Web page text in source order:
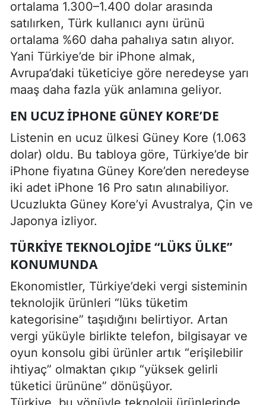
ortalama 1.300–1.400 dolar arasında
satılırken, Türk kullanıcı aynı ürünü
ortalama %60 daha pahalıya satın alıyor.
Yani Türkiye’de bir iPhone almak,
Avrupa’daki tüketiciye göre neredeyse yarı
maaş daha fazla yük anlamına geliyor.
EN UCUZ IPHONE GÜNEY KORE’DE
Listenin en ucuz ülkesi Güney Kore (1.063
dolar) oldu. Bu tabloya göre, Türkiye’de bir
iPhone fiyatına Güney Kore’den neredeyse
iki adet iPhone 16 Pro satın alınabiliyor.
Ucuzlukta Güney Kore’yi Avustralya, Çin ve
Japonya izliyor.
TÜRKIYE TEKNOLOJIDE “LÜKS ÜLKE”
KONUMUNDA
Ekonomistler, Türkiye’deki vergi sisteminin
teknolojik ürünleri “lüks tüketim
kategorisine” taşıdığını belirtiyor. Artan
vergi yüküyle birlikte telefon, bilgisayar ve
oyun konsolu gibi ürünler artık “erişilebilir
ihtiyaç” olmaktan çıkıp “yüksek gelirli
tüketici ürününe” dönüşüyor.